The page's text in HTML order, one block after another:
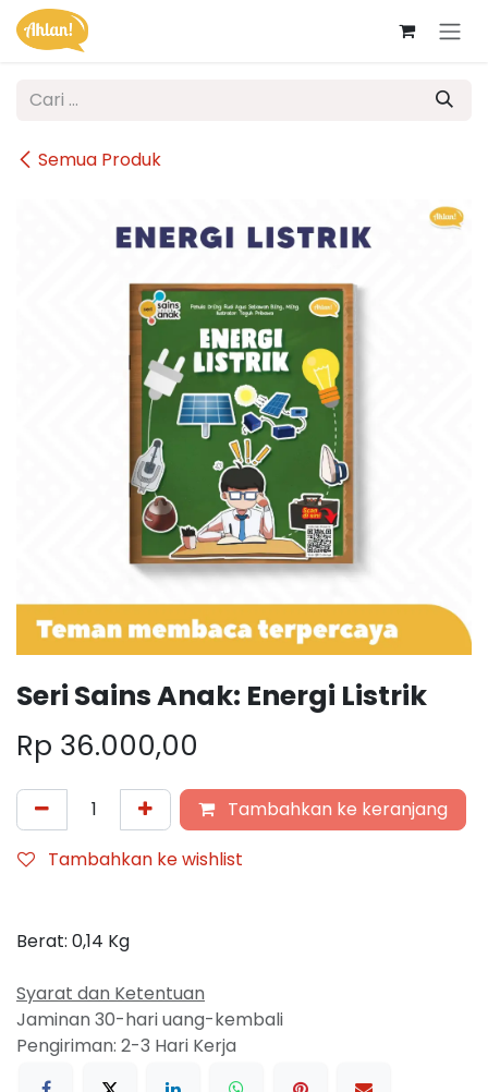
Skip ke Konten
Semua Produk
Seri Sains Anak: Energi Listrik
Rp 36.000,00
Tambahkan ke keranjang
Tambahkan ke wishlist
Berat: 0,14 Kg
Syarat dan Ketentuan
Jaminan 30-hari uang-kembali
Pengiriman: 2-3 Hari Kerja